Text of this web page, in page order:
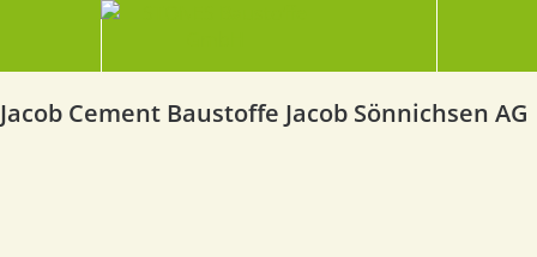
Jacob Cement Baustoffe Jacob Sönnichsen AG